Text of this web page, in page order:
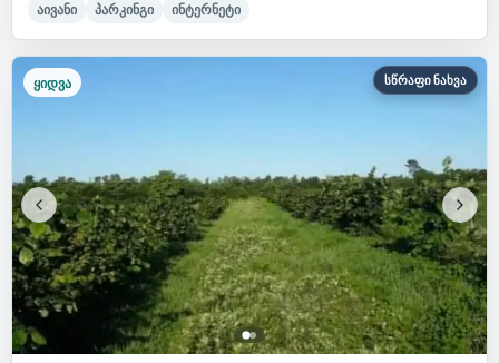
აივანი პარკინგი ინტერნეტი
ყიდვა სწრაფი ნახვა